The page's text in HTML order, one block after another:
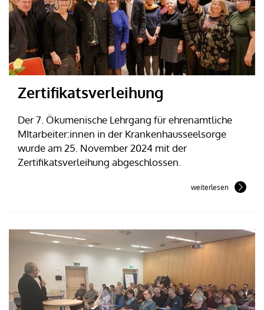
Zertifikatsverleihung
Der 7. Ökumenische Lehrgang für ehrenamtliche
MItarbeiter:innen in der Krankenhausseelsorge
wurde am 25. November 2024 mit der
Zertifikatsverleihung abgeschlossen.
weiterlesen